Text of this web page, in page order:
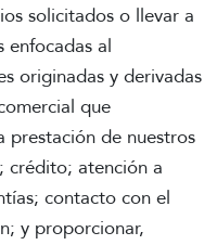
solicitados o llevar a
enfocadas al
originadas y derivadas
que
prestación de nuestros
crédito; atención a
contacto con el
y proporcionar,